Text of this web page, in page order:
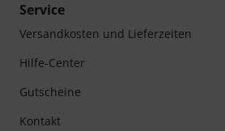
Service
Versandkosten und Lieferzeiten
Hilfe-Center
Gutscheine
Kontakt